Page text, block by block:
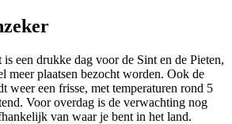
een drukke dag voor de Sint en de Pieten,
meer plaatsen bezocht worden. Ook de
weer een frisse, met temperaturen rond 5
Voor overdag is de verwachting nog
van waar je bent in het land.